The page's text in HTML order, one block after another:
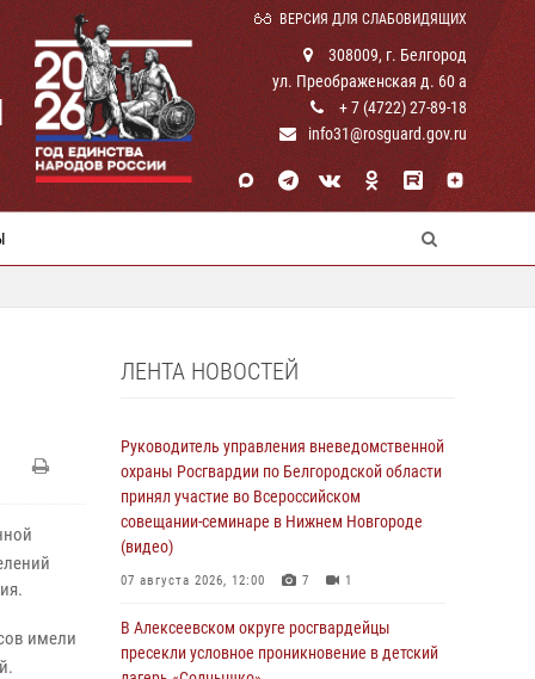
ВЕРСИЯ ДЛЯ СЛАБОВИДЯЩИХ
308009, г. Белгород
ул. Преображенская д. 60 а
+ 7 (4722) 27-89-18
info31@rosguard.gov.ru
имели
ЛЕНТА НОВОСТЕЙ
Руководитель управления вневедомственной
охраны Росгвардии по Белгородской области
принял участие во Всероссийском
совещании-семинаре в Нижнем Новгороде
(видео)
07 августа 2026, 12:00 7 1
В Алексеевском округе росгвардейцы
пресекли условное проникновение в детский